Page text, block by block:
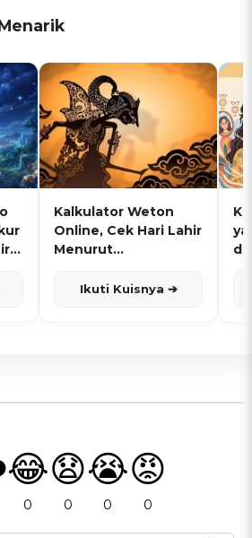
Kalkulator Weton
Online, Cek Hari Lahir
Menurut
Ikuti Kuisnya ➔
😂
0
😧
0
😭
0
😡
0